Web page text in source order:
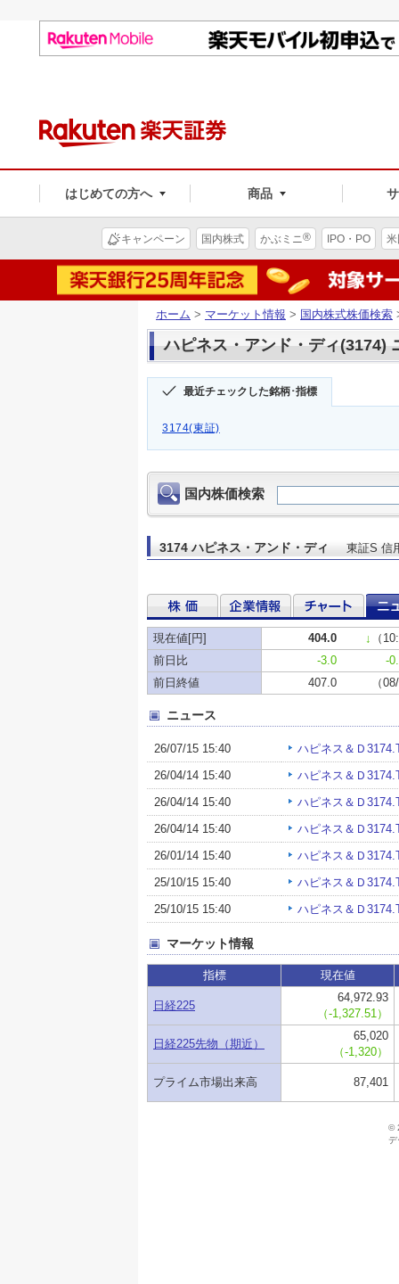
はじめての方へ 商品
キャンペーン 国内株式 かぶミニ® IPO・PO
ホーム > マーケット情報 > 国内株式株価検索
ハピネス・アンド・ディ(3174)
最近チェックした銘柄･指標
3174(東証)